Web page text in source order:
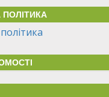
ПОЛІТИКА